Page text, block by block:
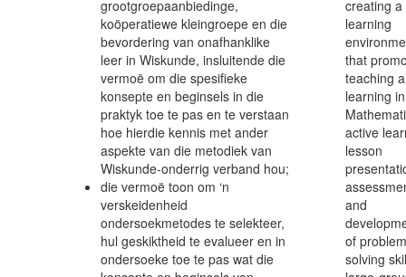
grootgroepaanbiedinge,
koöperatiewe kleingroepe en die
bevordering van onafhanklike
leer in Wiskunde, insluitende die
vermoë om die spesifieke
konsepte en beginsels in die
praktyk toe te pas en te verstaan
hoe hierdie kennis met ander
aspekte van die metodiek van
Wiskunde-onderrig verband hou;
die vermoë toon om ‘n
verskeidenheid
ondersoekmetodes te selekteer,
hul geskiktheid te evalueer en in
ondersoeke toe te pas wat die
creating a
learning
that
teaching
learning in
active
lesson
and
of
solving